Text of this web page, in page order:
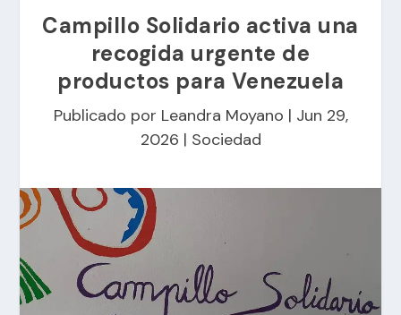
Campillo Solidario activa una
recogida urgente de
productos para Venezuela
Publicado por Leandra Moyano | Jun 29,
2026 | Sociedad